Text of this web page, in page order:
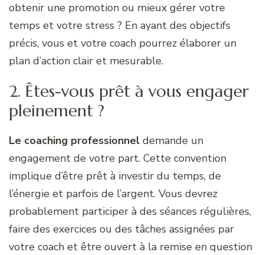
obtenir une promotion ou mieux gérer votre
temps et votre stress ? En ayant des objectifs
précis, vous et votre coach pourrez élaborer un
plan d’action clair et mesurable.
2. Êtes-vous prêt à vous engager
pleinement ?
Le coaching professionnel demande un
engagement de votre part. Cette convention
implique d’être prêt à investir du temps, de
l’énergie et parfois de l’argent. Vous devrez
probablement participer à des séances régulières,
faire des exercices ou des tâches assignées par
votre coach et être ouvert à la remise en question